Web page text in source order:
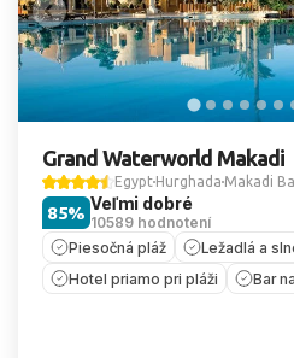
Grand Waterworld Makadi
Egypt Hurghada Makadi
Veľmi dobré
10589 hodnotení
85%
Piesočná pláž
Ležadlá a
Hotel priamo pri pláži
Bar